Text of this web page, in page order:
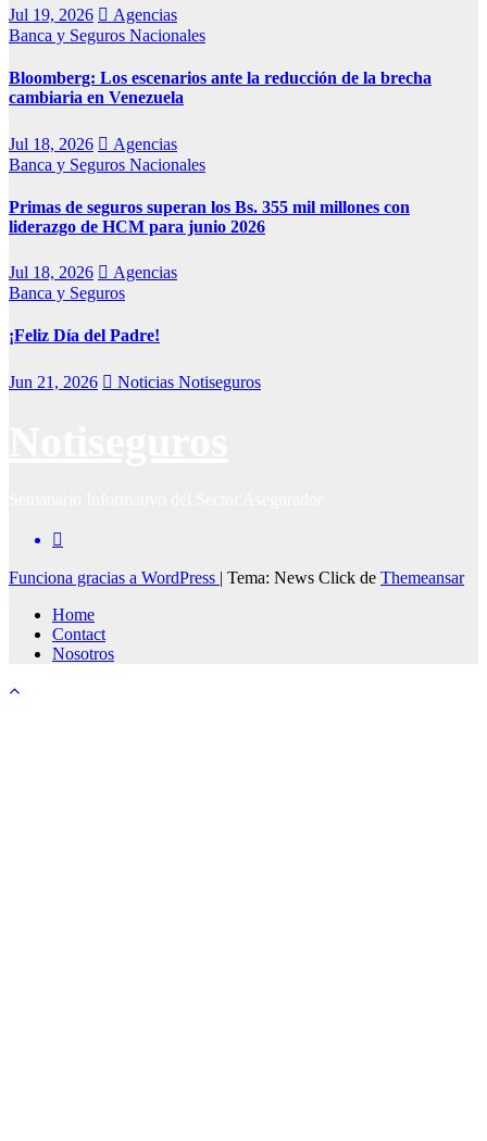
Jul 19, 2026
Agencias
Banca y Seguros Nacionales
Bloomberg: Los escenarios ante la reducción de la brecha
cambiaria en Venezuela
Jul 18, 2026
Agencias
Banca y Seguros Nacionales
Primas de seguros superan los Bs. 355 mil millones con
liderazgo de HCM para junio 2026
Jul 18, 2026
Agencias
Banca y Seguros
¡Feliz Día del Padre!
Jun 21, 2026 Noticias Notiseguros
Funciona gracias a WordPress Tema: News Click de Themeansar
Home
Contact
Nosotros